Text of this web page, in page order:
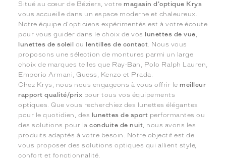
Situé au cœur de Béziers, votre magasin d'optique Krys
vous accueille dans un espace moderne et chaleureux.
Notre équipe d'opticiens expérimentés est à votre écoute
pour vous guider dans le choix de vos
lunettes de vue,
lunettes de soleil ou lentilles de contact. Nous vous
proposons une sélection de montures parmi un large
choix de marques telles que Ray-Ban, Polo Ralph Lauren,
Emporio Armani, Guess, Kenzo et Prada.
Chez Krys, nous nous engageons à vous offrir le meilleur
rapport qualité/prix pour tous vos équipements
optiques. Que vous recherchiez des lunettes élégantes
pour le quotidien, des lunettes de sport performantes ou
des solutions pour laconduite de nuit, nous avons les
produits adaptés à votre besoin. Notre objectif est de
vous proposer des solutions optiques qui allient style,
confort et fonctionnalité.